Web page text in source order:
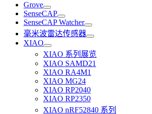
Grove
SenseCAP
SenseCAP Watcher
毫米波雷达传感器
XIAO
XIAO 系列展览
XIAO SAMD21
XIAO RA4M1
XIAO MG24
XIAO RP2040
XIAO RP2350
XIAO nRF52840 系列